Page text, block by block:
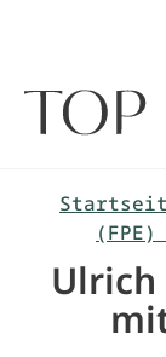
Ulrich